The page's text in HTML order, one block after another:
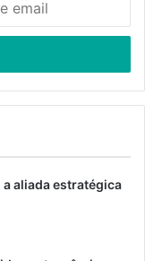
aliada estratégica